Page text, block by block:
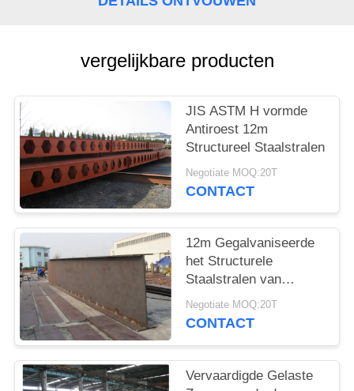
SITEMAP
PRIVACYBELEID
vergelijkbare producten
JIS ASTM H vormde
Antiroest 12m
Structureel Staalstralen
Negotiate MOQ:20T
CONTACT
12m Gegalvaniseerde
het Structurele
Staalstralen van
Q235B Q345B Sa2.5
Negotiate MOQ:20T
CONTACT
Vervaardigde Gelaste